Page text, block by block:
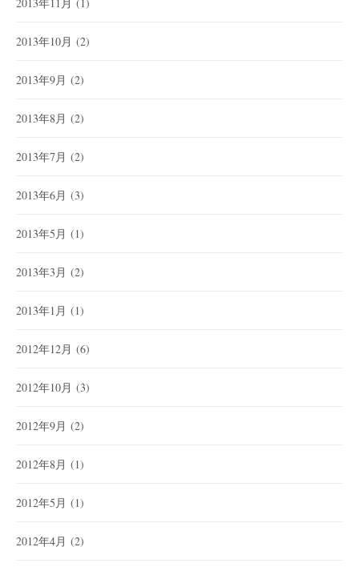
2013年10月 (2)
2013年9月 (2)
2013年8月 (2)
2013年7月 (2)
2013年6月 (3)
2013年5月 (1)
2013年3月 (2)
2013年1月 (1)
2012年12月 (6)
2012年10月 (3)
2012年9月 (2)
2012年8月 (1)
2012年5月 (1)
2012年4月 (2)